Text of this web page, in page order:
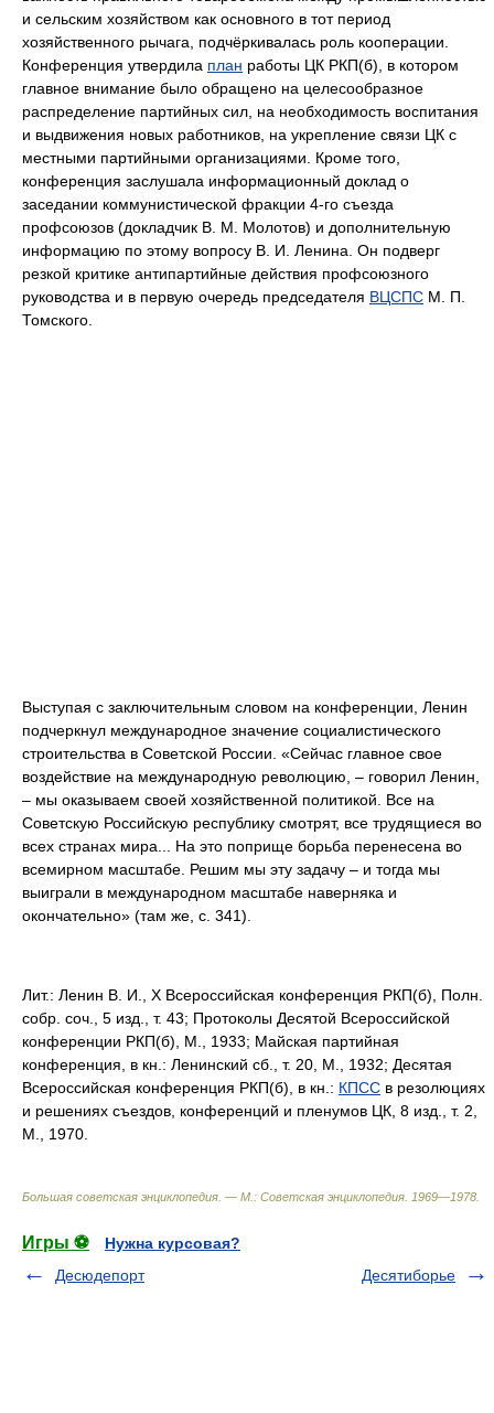
и сельским хозяйством как основного в тот период
хозяйственного рычага, подчёркивалась роль кооперации.
Конференция утвердила план работы ЦК РКП(б), в котором
главное внимание было обращено на целесообразное
распределение партийных сил, на необходимость воспитания
и выдвижения новых работников, на укрепление связи ЦК с
местными партийными организациями. Кроме того,
конференция заслушала информационный доклад о
заседании коммунистической фракции 4-го съезда
профсоюзов (докладчик В. М. Молотов) и дополнительную
информацию по этому вопросу В. И. Ленина. Он подверг
резкой критике антипартийные действия профсоюзного
руководства и в первую очередь председателя ВЦСПС М. П.
Томского.
Выступая с заключительным словом на конференции, Ленин
подчеркнул международное значение социалистического
строительства в Советской России. «Сейчас главное свое
воздействие на международную революцию, ‒ говорил Ленин,
‒ мы оказываем своей хозяйственной политикой. Все на
Советскую Российскую республику смотрят, все трудящиеся во
всех странах мира... На это поприще борьба перенесена во
всемирном масштабе. Решим мы эту задачу ‒ и тогда мы
выиграли в международном масштабе наверняка и
окончательно» (там же, с. 341).
Лит.: Ленин В. И., Х Всероссийская конференция РКП(б), Полн.
собр. соч., 5 изд., т. 43; Протоколы Десятой Всероссийской
конференции РКП(б), М., 1933; Майская партийная
конференция, в кн.: Ленинский сб., т. 20, М., 1932; Десятая
Всероссийская конференция РКП(б), в кн.: КПСС в резолюциях
и решениях съездов, конференций и пленумов ЦК, 8 изд., т. 2,
М., 1970.
Большая советская энциклопедия. — М.: Советская энциклопедия 1969—1978
Игры ⚽
Нужна курсовая?
Десюдепорт
Десятиборье